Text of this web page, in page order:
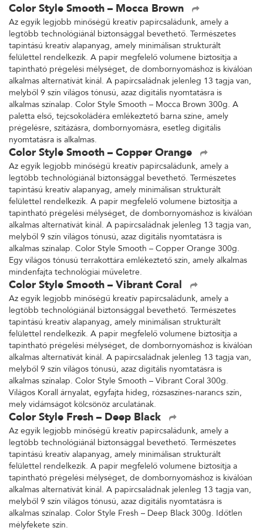
Color Style Smooth – Mocca Brown
Az egyik legjobb minőségű kreatív papírcsaládunk, amely a
legtöbb technológiánál biztonsággal bevethető. Természetes
tapintású kreatív alapanyag, amely minimálisan strukturált
felülettel rendelkezik. A papír megfelelő volumene biztosítja a
tapintható prégelési mélységet, de dombornyomáshoz is kiválóan
alkalmas alternatívát kínál. A papírcsaládnak jelenleg 13 tagja van,
melyből 9 szín világos tónusú, azaz digitális nyomtatásra is
alkalmas színalap. Color Style Smooth – Mocca Brown 300g. A
paletta első, tejcsokoládéra emlékeztető barna színe, amely
prégelésre, szitázásra, dombornyomásra, esetleg digitális
nyomtatásra is alkalmas.
Color Style Smooth – Copper Orange
Az egyik legjobb minőségű kreatív papírcsaládunk, amely a
legtöbb technológiánál biztonsággal bevethető. Természetes
tapintású kreatív alapanyag, amely minimálisan strukturált
felülettel rendelkezik. A papír megfelelő volumene biztosítja a
tapintható prégelési mélységet, de dombornyomáshoz is kiválóan
alkalmas alternatívát kínál. A papírcsaládnak jelenleg 13 tagja van,
melyből 9 szín világos tónusú, azaz digitális nyomtatásra is
alkalmas színalap. Color Style Smooth – Copper Orange 300g.
Egy világos tónusú terrakottára emlékeztető szín, amely alkalmas
mindenfajta technológiai műveletre.
Color Style Smooth – Vibrant Coral
Az egyik legjobb minőségű kreatív papírcsaládunk, amely a
legtöbb technológiánál biztonsággal bevethető. Természetes
tapintású kreatív alapanyag, amely minimálisan strukturált
felülettel rendelkezik. A papír megfelelő volumene biztosítja a
tapintható prégelési mélységet, de dombornyomáshoz is kiválóan
alkalmas alternatívát kínál. A papírcsaládnak jelenleg 13 tagja van,
melyből 9 szín világos tónusú, azaz digitális nyomtatásra is
alkalmas színalap. Color Style Smooth – Vibrant Coral 300g.
Világos Korall árnyalat, egyfajta hideg, rózsaszínes-narancs szín,
mely vidámságot kölcsönöz arculatának.
Color Style Fresh – Deep Black
Az egyik legjobb minőségű kreatív papírcsaládunk, amely a
legtöbb technológiánál biztonsággal bevethető. Természetes
tapintású kreatív alapanyag, amely minimálisan strukturált
felülettel rendelkezik. A papír megfelelő volumene biztosítja a
tapintható prégelési mélységet, de dombornyomáshoz is kiválóan
alkalmas alternatívát kínál. A papírcsaládnak jelenleg 13 tagja van,
melyből 9 szín világos tónusú, azaz digitális nyomtatásra is
alkalmas színalap. Color Style Fresh – Deep Black 300g. Időtlen
mélyfekete szín.